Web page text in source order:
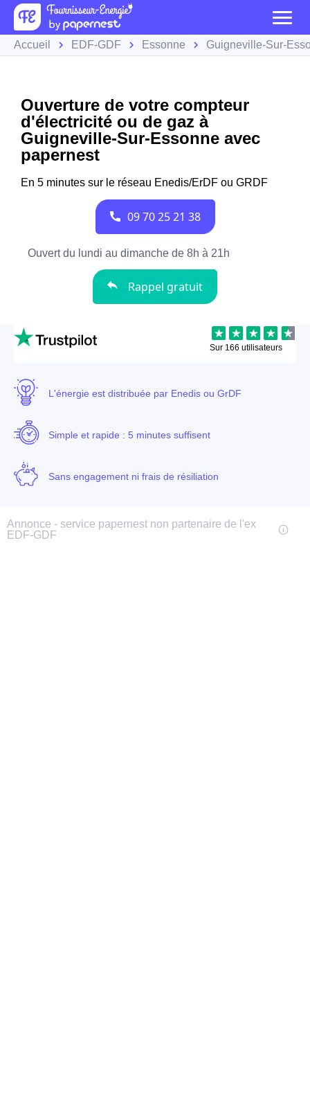
Accueil EDF-GDF Essonne Guigneville-Sur-